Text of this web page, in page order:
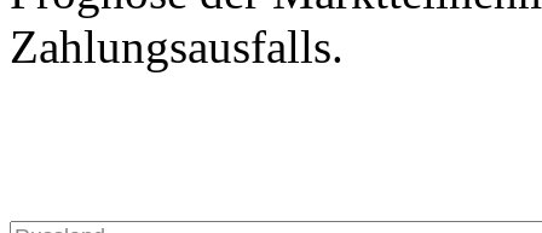
Zahlungsausfalls.